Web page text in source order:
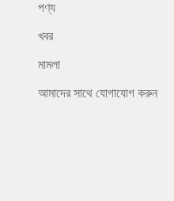
পণ্য
খবর
মামলা
আমাদের সাথে যোগাযোগ করুন